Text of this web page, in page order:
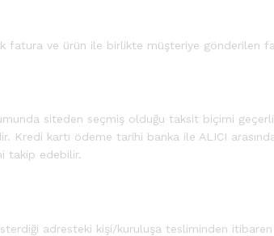
fatura ve ürün ile birlikte müşteriye gönderilen
siteden seçmiş olduğu taksit biçimi
Kredi kartı ödeme tarihi banka ile ALICI
takip edebilir.
adresteki kişi/kuruluşa tesliminden itibaren